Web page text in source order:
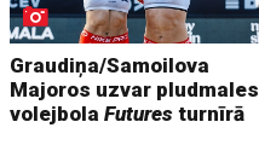
Graudiņa/Samoilova
Majoros uzvar pludmales
volejbolaFutures turnīrā